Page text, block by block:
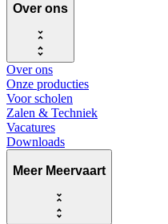
Over ons
Over ons
Onze producties
Voor scholen
Zalen & Techniek
Vacatures
Downloads
Meer Meervaart